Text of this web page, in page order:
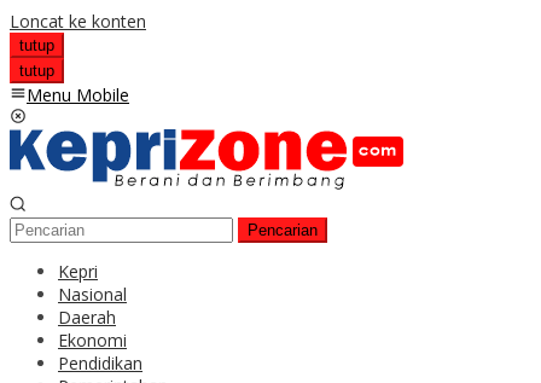
Loncat ke konten
tutup
tutup
Menu Mobile
Pencarian
Kepri
Nasional
Daerah
Ekonomi
Pendidikan